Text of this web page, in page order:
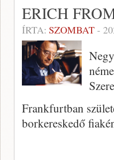
ERICH
ÍRTA: SZOMBAT-
Frankfurtban
borkereskedő